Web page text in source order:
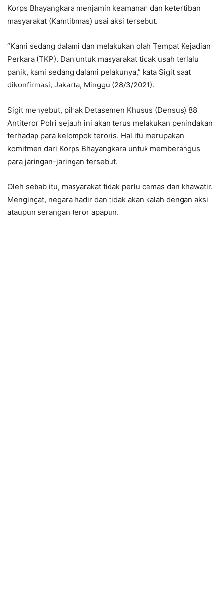
Korps Bhayangkara menjamin keamanan dan ketertiban
masyarakat (Kamtibmas) usai aksi tersebut.
“Kami sedang dalami dan melakukan olah Tempat Kejadian
Perkara (TKP). Dan untuk masyarakat tidak usah terlalu
panik, kami sedang dalami pelakunya,” kata Sigit saat
dikonfirmasi, Jakarta, Minggu (28/3/2021).
Sigit menyebut, pihak Detasemen Khusus (Densus) 88
Antiteror Polri sejauh ini akan terus melakukan penindakan
terhadap para kelompok teroris. Hal itu merupakan
komitmen dari Korps Bhayangkara untuk memberangus
para jaringan-jaringan tersebut.
Oleh sebab itu, masyarakat tidak perlu cemas dan khawatir.
Mengingat, negara hadir dan tidak akan kalah dengan aksi
ataupun serangan teror apapun.